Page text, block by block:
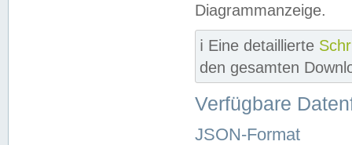
Diagrammanzeige.
ℹ️ Eine detaillierte
den gesamten
Verfügbare
JSON-Format